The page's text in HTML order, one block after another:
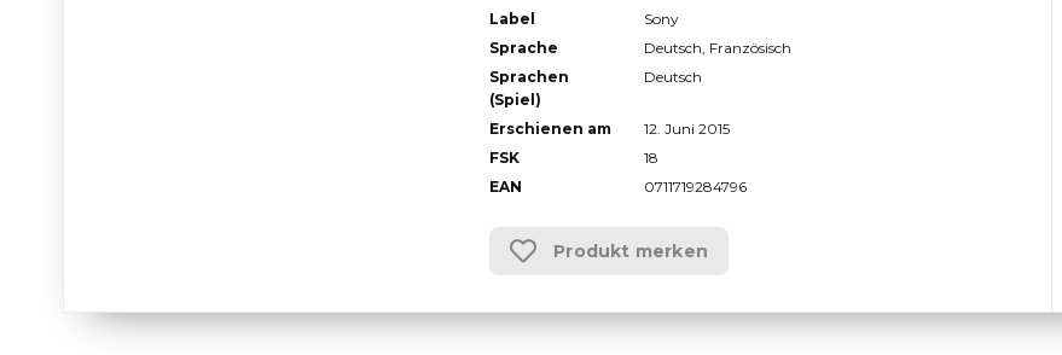
Label
Sony
Sprache
Deutsch, Französisch
Sprachen
(Spiel)
Deutsch
Erschienen am
12. Juni 2015
FSK
18
EAN
0711719284796
Produkt merken